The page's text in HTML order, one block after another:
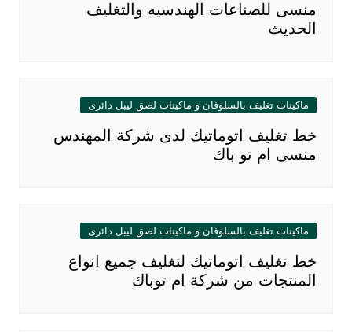
منسى للصناعات الهندسيه والتغليف
الحديث
ماكينات تغليف بالسلوفان و ماكينات لصق ليبل دائرى
خط تغليف اتوماتيك لدى شركة المهندس
منسى ام تو باك
ماكينات تغليف بالسلوفان و ماكينات لصق ليبل دائرى
خط تغليف اتوماتيك لتغليف جميع انواع
المنتجات من شركة ام توباك